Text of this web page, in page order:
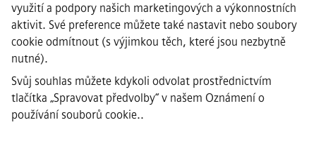
využití a podpory našich marketingových a výkonnostních
aktivit. Své preference můžete také nastavit nebo soubory
cookie odmítnout (s výjimkou těch, které jsou nezbytně
nutné).
Svůj souhlas můžete kdykoli odvolat prostřednictvím
tlačítka „Spravovat předvolby“ v našem Oznámení o
používání souborů cookie..
Podmínky použití
·
Digitální ID
·
jednání
Důležité upozornění: Všem uchazečům o zaměstnání, kteří se k